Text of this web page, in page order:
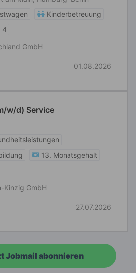
Kinderbetreuung
4
GmbH
01.08.2026
w/d) Service
13. Monatsgehalt
Kinzig GmbH
27.07.2026
Jobmail abonnieren